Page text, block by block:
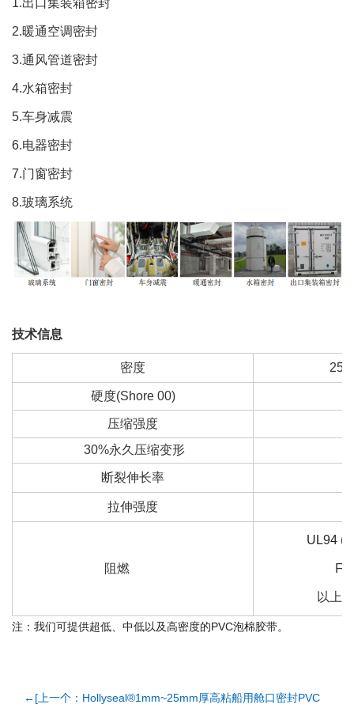
2.暖通空调密封
3.通风管道密封
4.水箱密封
5.车身减震
6.电器密封
7.门窗密封
8.玻璃系统
技术信息
密度
硬度(Shore 00)
压缩强度
30%永久压缩变形
断裂伸长率
拉伸强度
阻燃
UL94
以上系列
注：我们可提供超低、中低以及高密度的PVC泡棉胶带。
←[上一个：Hollyseal®1mm~25mm厚高粘船用舱口密封PVC